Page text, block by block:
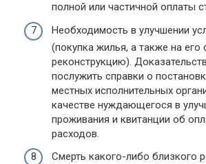
полной или частичной оплаты
Необходимость в улучшении
(покупка жилья, а также на его
реконструкцию).
послужить справки о
местных исполнительных
качестве нуждающегося в
проживания и квитанции об
расходов.
Смерть какого-либо близкого